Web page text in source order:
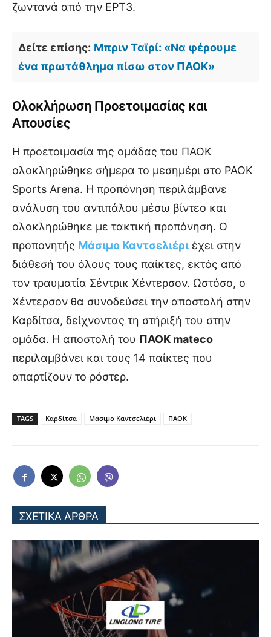
ζωντανά από την ΕΡΤ3.
Δείτε επίσης: Μπριν Ταϊρί: «Να φέρουμε
ένα πρωτάθλημα πίσω στον ΠΑΟΚ»
Ολοκλήρωση Προετοιμασίας και
Απουσίες
Η προετοιμασία της ομάδας του ΠΑΟΚ
ολοκληρώθηκε σήμερα το μεσημέρι στο PAOK
Sports Arena. Η προπόνηση περιλάμβανε
ανάλυση του αντιπάλου μέσω βίντεο και
ολοκληρώθηκε με τακτική προπόνηση. Ο
προπονητής Μάσιμο Καντσελιέρι έχει στην
διάθεσή του όλους τους παίκτες, εκτός από
τον τραυματία Σέντρικ Χέντερσον. Ωστόσο, ο
Χέντερσον θα συνοδεύσει την αποστολή στην
Καρδίτσα, δείχνοντας τη στήριξή του στην
ομάδα. Η αποστολή του ΠΑΟΚ mateco
περιλαμβάνει και τους 14 παίκτες που
απαρτίζουν το ρόστερ.
TAGS Καρδίτσα Μάσιμο Καντσελιέρι ΠΑΟΚ
ΣΧΕΤΙΚΑ ΑΡΘΡΑ